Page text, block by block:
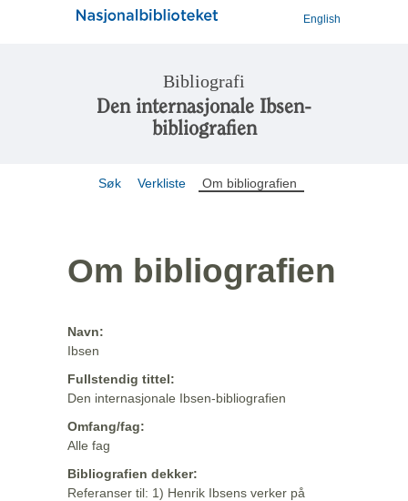
English
Bibliografi
Den internasjonale Ibsen-
bibliografien
Søk Verkliste Om bibliografien
Om bibliografien
Navn:
Ibsen
Fullstendig tittel:
Den internasjonale Ibsen-bibliografien
Omfang/fag:
Alle fag
Bibliografien dekker:
Referanser til: 1) Henrik Ibsens verker på